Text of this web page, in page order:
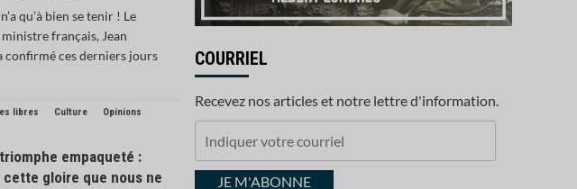
qu’à bien se tenir ! Le
français, Jean
confirmé ces derniers jours
libres Culture Opinions
empaqueté :
cette gloire que nous ne
COURRIEL
Recevez nos articles et notre lettre d'information.
courrielJE M'ABONNE